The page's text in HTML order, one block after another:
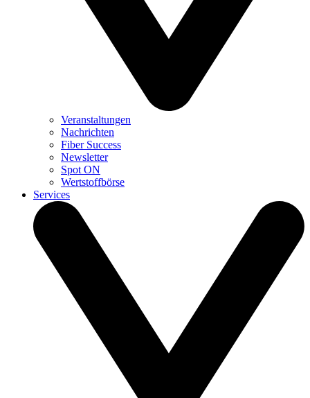
Veranstaltungen
Nachrichten
Fiber Success
Newsletter
Spot ON
Wertstoffbörse
Services